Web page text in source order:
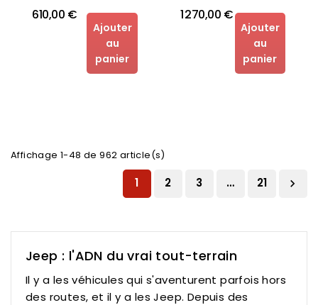
610,00 €
Ajouter
au
panier
1 270,00 €
Ajouter
au
panier
Affichage 1-48 de 962 article(s)
1 2 3 … 21 
Jeep : l'ADN du vrai tout-terrain
Il y a les véhicules qui s'aventurent parfois hors
des routes, et il y a les Jeep. Depuis des